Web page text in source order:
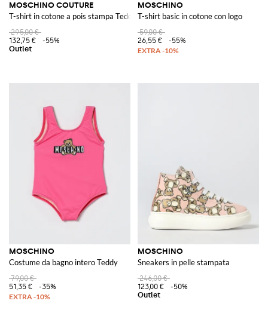
MOSCHINO COUTURE
T-shirt in cotone a pois stampa Teddy Moschino
295,00 €
132,75 €
-55%
MOSCHINO
T-shirt basic in cotone con logo
59,00 €
26,55 €
-55%
MOSCHINO
Costume da bagno intero Teddy
79,00 €
51,35 €
-35%
MOSCHINO
Sneakers in pelle stampata
246,00 €
123,00 €
-50%